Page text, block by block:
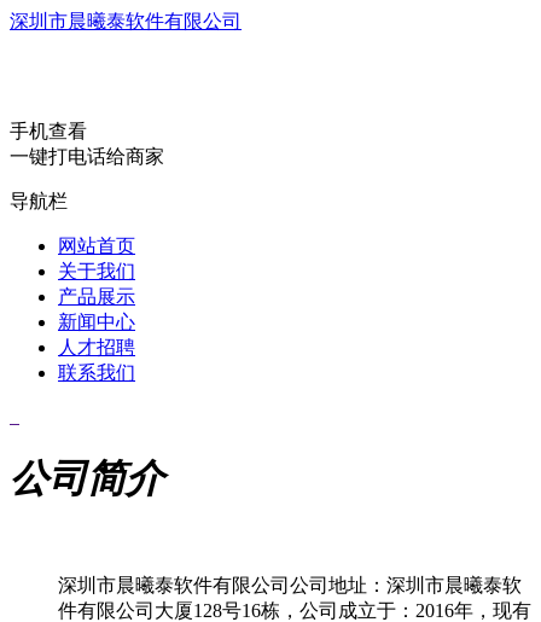
深圳市晨曦泰软件有限公司
手机查看
一键打电话给商家
导航栏
网站首页
关于我们
产品展示
新闻中心
人才招聘
联系我们
公司简介
深圳市晨曦泰软件有限公司公司地址：深圳市晨曦泰软
件有限公司大厦128号16栋，公司成立于：2016年，现有